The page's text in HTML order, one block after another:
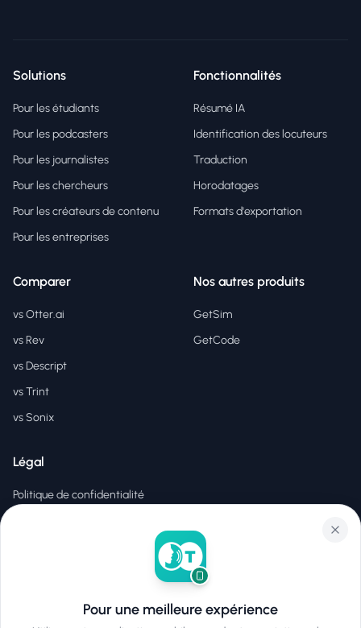
Solutions
Pour les étudiants
Pour les podcasters
Pour les journalistes
Pour les chercheurs
Pour les créateurs de contenu
Pour les entreprises
Fonctionnalités
Résumé IA
Identification des locuteurs
Traduction
Horodatages
Formats d'exportation
Comparer
vs Otter.ai
vs Rev
vs Descript
vs Trint
vs Sonix
Nos autres produits
GetSim
GetCode
Légal
Politique de confidentialité
Pour une meilleure expérience